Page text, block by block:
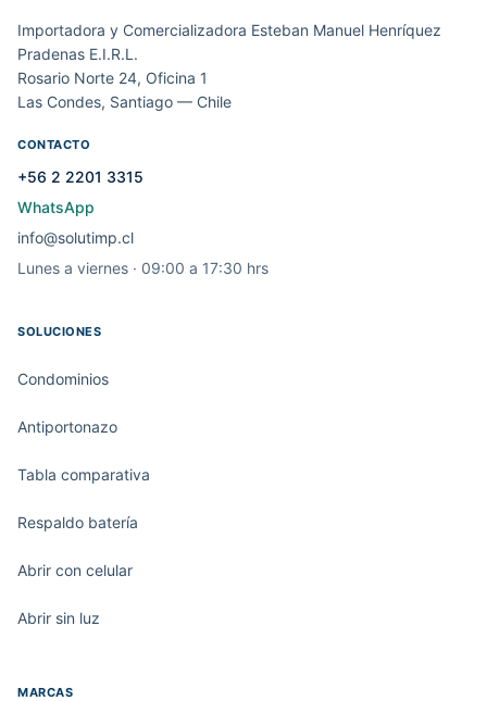
Importadora y Comercializadora Esteban Manuel Henríquez
Pradenas E.I.R.L.
Rosario Norte 24, Oficina 1
Las Condes, Santiago — Chile
CONTACTO
+56 2 2201 3315
WhatsApp
info@solutimp.cl
Lunes a viernes · 09:00 a 17:30 hrs
SOLUCIONES
Condominios
Antiportonazo
Tabla comparativa
Respaldo batería
Abrir con celular
Abrir sin luz
MARCAS